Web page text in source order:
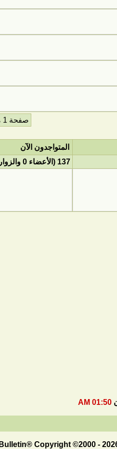
صفحة 1 من 169
المتواجدون الآن
137 (الأعضاء 0 والزوار 137)
01:50 AM
Copyright ©2000 -